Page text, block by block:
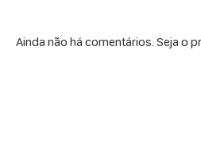
Ainda não há comentários. Seja o